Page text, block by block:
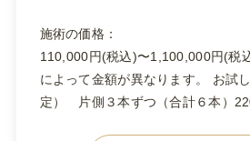
施術の価格：
110,000円(税込)〜1,100,000円(税
によって金額が異なります。 お試
定） 片側３本ずつ（合計６本）